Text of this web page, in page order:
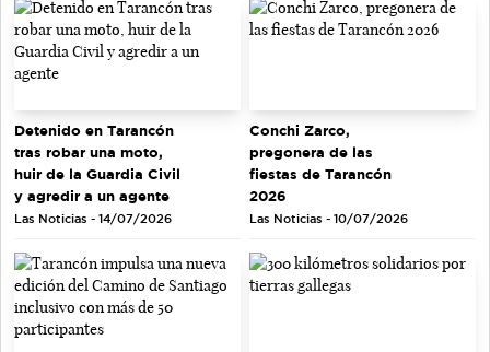
Detenido en Tarancón
tras robar una moto,
huir de la Guardia Civil
y agredir a un agente
Las Noticias - 14/07/2026
Conchi Zarco,
pregonera de las
fiestas de Tarancón
2026
Las Noticias - 10/07/2026